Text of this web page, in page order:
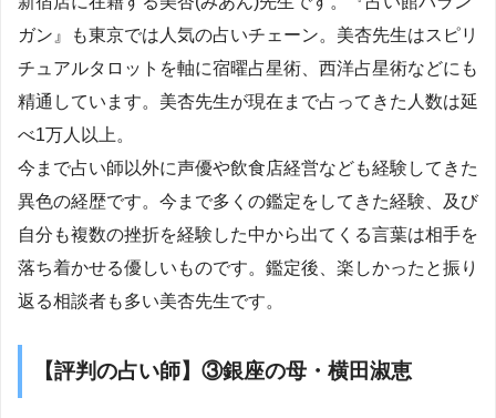
ガン』も東京では人気の占いチェーン。美杏先生はスピリ
チュアルタロットを軸に宿曜占星術、西洋占星術などにも
精通しています。美杏先生が現在まで占ってきた人数は延
べ1万人以上。
今まで占い師以外に声優や飲食店経営なども経験してきた
異色の経歴です。今まで多くの鑑定をしてきた経験、及び
自分も複数の挫折を経験した中から出てくる言葉は相手を
落ち着かせる優しいものです。鑑定後、楽しかったと振り
返る相談者も多い美杏先生です。
【評判の占い師】③銀座の母・横田淑恵